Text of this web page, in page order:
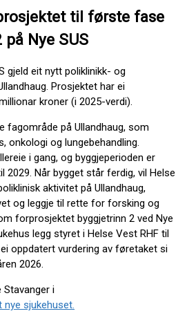
til første fase
Nye SUS
gjeld eit nytt poliklinikk- og
Prosjektet har ei
kroner (i 2025-verdi).
fagområde på Ullandhaug, som
onkologi og lungebehandling.
i gang, og byggjeperioden er
2029. Når bygget står ferdig, vil Helse
aktivitet på Ullandhaug,
og leggje til rette for forsking og
forprosjektet byggjetrinn 2 ved Nye
legg styret i Helse Vest RHF til
oppdatert vurdering av føretaket si
2026.
Stavanger i
nye sjukehuset.